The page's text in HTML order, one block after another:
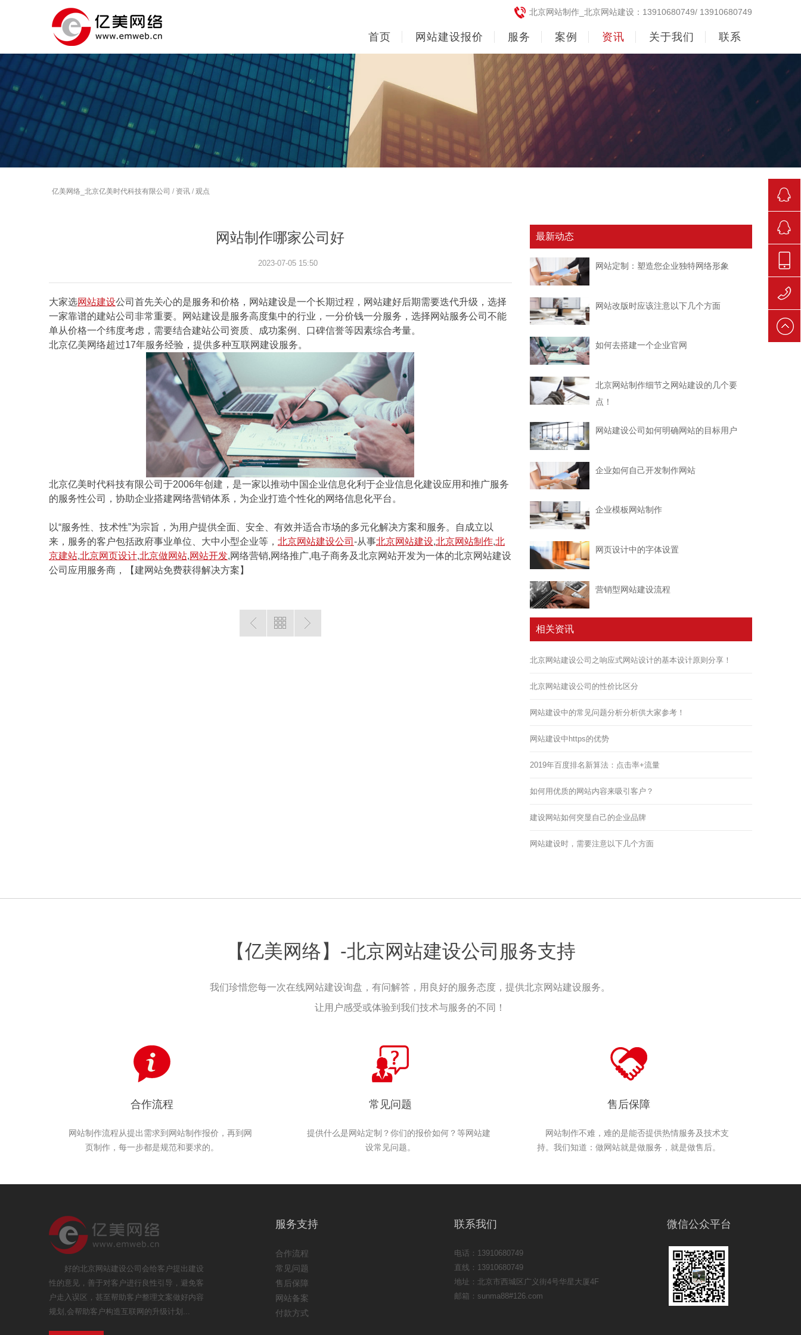
北京网站制作_北京网站建设：13910680749/ 13910680749
首页 网站建设报价 服务 案例 资讯 关于我们 联系
亿美网络_北京亿美时代科技有限公司 / 资讯 / 观点
网站制作哪家公司好
2023-07-05 15:50
大家选网站建设公司首先关心的是服务和价格，网站建设是一个长期过程，网站建好后期需要迭代升级，选择
一家靠谱的建站公司非常重要。网站建设是服务高度集中的行业，一分价钱一分服务，选择网站服务公司不能
单从价格一个纬度考虑，需要结合建站公司资质、成功案例、口碑信誉等因素综合考量。
北京亿美网络超过17年服务经验，提供多种互联网建设服务。
北京亿美时代科技有限公司于2006年创建，是一家以推动中国企业信息化利于企业信息化建设应用和推广服务
的服务性公司，协助企业搭建网络营销体系，为企业打造个性化的网络信息化平台。
以“服务性、技术性”为宗旨，为用户提供全面、安全、有效并适合市场的多元化解决方案和服务。自成立以
来，服务的客户包括政府事业单位、大中小型企业等， 北京网站建设公司 -从事北京网站建设,北京网站制作,北
京建站,北京网页设计,北京做网站,网站开发,网络营销,网络推广,电子商务及北京网站开发为一体的北京网站建设
公司应用服务商，【建网站免费获得解决方案】
最新动态
网站定制：塑造您企业独特网络形象
网站改版时应该注意以下几个方面
如何去搭建一个企业官网
北京网站制作细节之网站建设的几个要
点！
网站建设公司如何明确网站的目标用户
企业如何自己开发制作网站
企业模板网站制作
网页设计中的字体设置
营销型网站建设流程
相关资讯
北京网站建设公司之响应式网站设计的基本设计原则分享！
北京网站建设公司的性价比区分
网站建设中的常见问题分析分析供大家参考！
网站建设中https的优势
2019年百度排名新算法：点击率+流量
如何用优质的网站内容来吸引客户？
建设网站如何突显自己的企业品牌
网站建设时，需要注意以下几个方面
【亿美网络】-北京网站建设公司服务支持
我们珍惜您每一次在线网站建设询盘，有问解答，用良好的服务态度，提供北京网站建设服务。
让用户感受或体验到我们技术与服务的不同！
合作流程
网站制作流程从提出需求到网站制作报价，再到网
页制作，每一步都是规范和要求的。
常见问题
提供什么是网站定制？你们的报价如何？等网站建
设常见问题。
售后保障
网站制作不难，难的是能否提供热情服务及技术支
持。我们知道：做网站就是做服务，就是做售后。
好的北京网站建设公司会给客户提出建设
性的意见，善于对客户进行良性引导，避免客
户走入误区，甚至帮助客户整理文案做好内容
规划,会帮助客户构造互联网的升级计划...
服务支持
合作流程
常见问题
售后保障
网站备案
付款方式
联系我们
电话：13910680749
直线：13910680749
地址：北京市西城区广义街4号华星大厦4F
邮箱：sunma88#126.com
微信公众平台